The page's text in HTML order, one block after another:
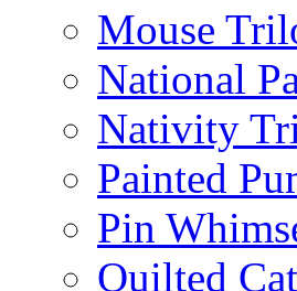
Mouse
National
Nativity
Painted
Pin
Quilted